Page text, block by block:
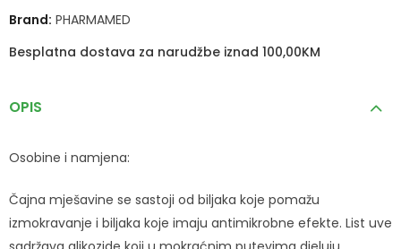
Brand: PHARMAMED
Besplatna dostava za narudžbe iznad 100,00KM
OPIS
Osobine i namjena:
Čajna mješavine se sastoji od biljaka koje pomažu
izmokravanje i biljaka koje imaju antimikrobne efekte. List uve